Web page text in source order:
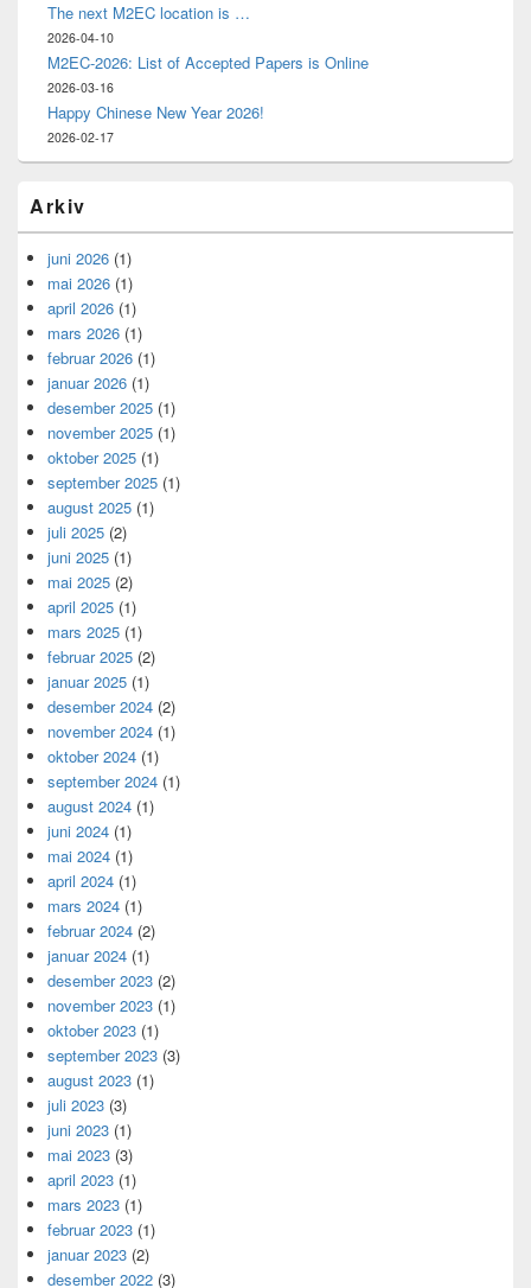
The next M2EC location is …
2026-04-10
M2EC-2026: List of Accepted Papers is Online
2026-03-16
Happy Chinese New Year 2026!
2026-02-17
Arkiv
juni 2026 (1)
mai 2026 (1)
april 2026 (1)
mars 2026 (1)
februar 2026 (1)
januar 2026 (1)
desember 2025 (1)
november 2025 (1)
oktober 2025 (1)
september 2025 (1)
august 2025 (1)
juli 2025 (2)
juni 2025 (1)
mai 2025 (2)
april 2025 (1)
mars 2025 (1)
februar 2025 (2)
januar 2025 (1)
desember 2024 (2)
november 2024 (1)
oktober 2024 (1)
september 2024 (1)
august 2024 (1)
juni 2024 (1)
mai 2024 (1)
april 2024 (1)
mars 2024 (1)
februar 2024 (2)
januar 2024 (1)
desember 2023 (2)
november 2023 (1)
oktober 2023 (1)
september 2023 (3)
august 2023 (1)
juli 2023 (3)
juni 2023 (1)
mai 2023 (3)
april 2023 (1)
mars 2023 (1)
februar 2023 (1)
januar 2023 (2)
desember 2022 (3)